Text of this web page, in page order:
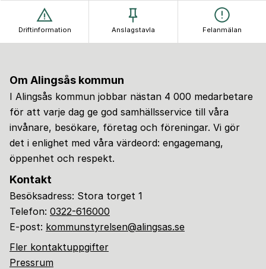
Driftinformation Anslagstavla Felanmälan
Om Alingsås kommun
I Alingsås kommun jobbar nästan 4 000 medarbetare
för att varje dag ge god samhällsservice till våra
invånare, besökare, företag och föreningar. Vi gör
det i enlighet med våra värdeord: engagemang,
öppenhet och respekt.
Kontakt
Besöksadress: Stora torget 1
Telefon: 0322-616000
E-post: kommunstyrelsen@alingsas.se
Fler kontaktuppgifter
Pressrum